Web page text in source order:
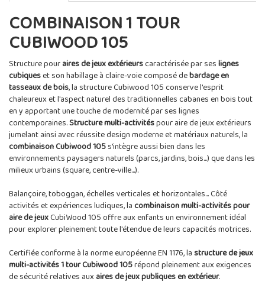
COMBINAISON 1 TOUR
CUBIWOOD 105
Structure pouraires de jeux extérieurscaractérisée par seslignes
cubiqueset son habillage à claire-voie composé debardage en
tasseaux de bois, la structure Cubiwood 105 conserve l'esprit
chaleureux et l'aspect naturel des traditionnelles cabanes en bois tout
en y apportant une touche de modernité par ses lignes
contemporaines.Structure multi-activitéspour aire de jeux extérieurs
jumelant ainsi avec réussite design moderne et matériaux naturels, la
combinaison Cubiwood 105s'intègre aussi bien dans les
environnements paysagers naturels (parcs, jardins, bois...) que dans les
milieux urbains (square, centre-ville...).
Balançoire, toboggan, échelles verticales et horizontales... Côté
activités et expériences ludiques, lacombinaison multi-activités pour
aire de jeuxCubiWood 105 offre aux enfants un environnement idéal
pour explorer pleinement toute l'étendue de leurs capacités motrices.
Certifiée conforme à la norme européenne EN 1176, lastructure de jeux
multi-activités 1 tour Cubiwood 105répond pleinement aux exigences
de sécurité relatives aux aires de jeux publiques en extérieur.